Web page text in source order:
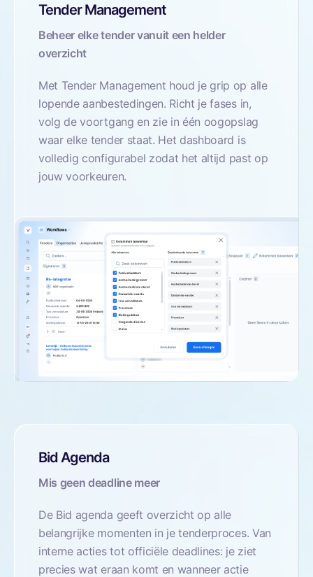
Tender Management
Beheer elke tender vanuit een helder
overzicht
Met Tender Management houd je grip op alle
lopende aanbestedingen. Richt je fases in,
volg de voortgang en zie in één oogopslag
waar elke tender staat. Het dashboard is
volledig configurabel zodat het altijd past op
jouw voorkeuren.
Bid Agenda
Mis geen deadline meer
De Bid agenda geeft overzicht op alle
belangrijke momenten in je tenderproces. Van
interne acties tot officiële deadlines: je ziet
precies wat eraan komt en wanneer actie